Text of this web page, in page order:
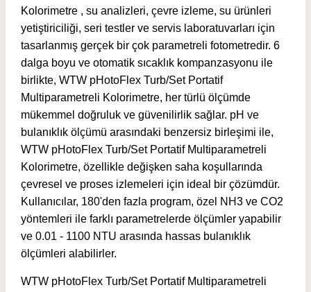
Kolorimetre , su analizleri, çevre izleme, su ürünleri
yetiştiriciliği, seri testler ve servis laboratuvarları için
tasarlanmış gerçek bir çok parametreli fotometredir. 6
dalga boyu ve otomatik sıcaklık kompanzasyonu ile
birlikte, WTW pHotoFlex Turb/Set Portatif
Multiparametreli Kolorimetre, her türlü ölçümde
mükemmel doğruluk ve güvenilirlik sağlar. pH ve
bulanıklık ölçümü arasındaki benzersiz birleşimi ile,
WTW pHotoFlex Turb/Set Portatif Multiparametreli
Kolorimetre, özellikle değişken saha koşullarında
çevresel ve proses izlemeleri için ideal bir çözümdür.
Kullanıcılar, 180'den fazla program, özel NH3 ve CO2
yöntemleri ile farklı parametrelerde ölçümler yapabilir
ve 0.01 - 1100 NTU arasında hassas bulanıklık
ölçümleri alabilirler.
WTW pHotoFlex Turb/Set Portatif Multiparametreli